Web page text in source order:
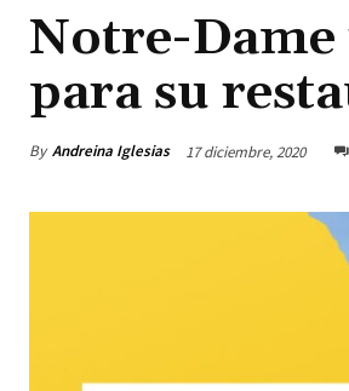
Notre-Dame
para su
By Andreina Iglesias 17 diciembre, 2020